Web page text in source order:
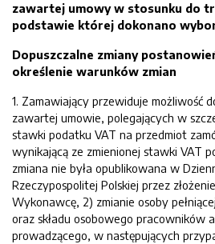
zawartej umowy w stosunku do
podstawie której dokonano
Dopuszczalne zmiany
określenie warunków zmian
1. Zamawiający przewiduje możliwość
zawartej umowie, polegających w
stawki podatku VAT na przedmiot
wynikającą ze zmienionej stawki VAT
zmiana nie była opublikowana w
Rzeczypospolitej Polskiej przez
Wykonawcę, 2) zmianie osoby
oraz składu osobowego pracowników
prowadzącego, w następujących